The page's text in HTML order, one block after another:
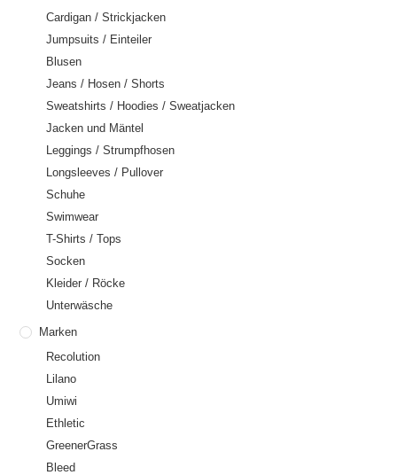
Cardigan / Strickjacken
Jumpsuits / Einteiler
Blusen
Jeans / Hosen / Shorts
Sweatshirts / Hoodies / Sweatjacken
Jacken und Mäntel
Leggings / Strumpfhosen
Longsleeves / Pullover
Schuhe
Swimwear
T-Shirts / Tops
Socken
Kleider / Röcke
Unterwäsche
Marken
Recolution
Lilano
Umiwi
Ethletic
GreenerGrass
Bleed